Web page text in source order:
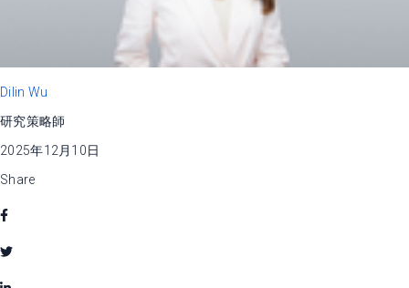
Dilin Wu
研究策略師
2025年12月10日
Share